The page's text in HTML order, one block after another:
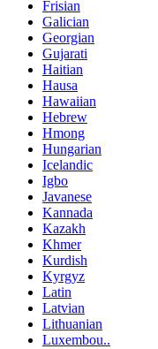
Frisian
Galician
Georgian
Gujarati
Haitian
Hausa
Hawaiian
Hebrew
Hmong
Hungarian
Icelandic
Igbo
Javanese
Kannada
Kazakh
Khmer
Kurdish
Kyrgyz
Latin
Latvian
Lithuanian
Luxembou..